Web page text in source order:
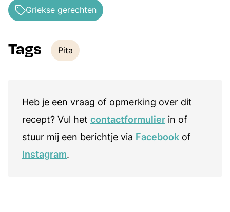
Griekse gerechten
Tags
Tags
Pita
Heb je een vraag of opmerking over dit
recept? Vul het contactformulier in of
stuur mij een berichtje via Facebook of
Instagram.